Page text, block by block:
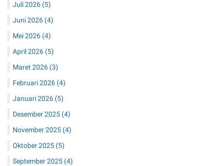
Juli 2026 (5)
Juni 2026 (4)
Mei 2026 (4)
April 2026 (5)
Maret 2026 (3)
Februari 2026 (4)
Januari 2026 (5)
Desember 2025 (4)
November 2025 (4)
Oktober 2025 (5)
September 2025 (4)